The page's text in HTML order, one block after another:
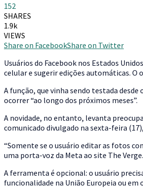
152
SHARES
1.9k
VIEWS
Share on FacebookShare on Twitter
Usuários do Facebook nos Estados
celular e sugerir edições automáticas. O
A função, que vinha sendo testada
ocorrer “ao longo dos próximos meses”.
A novidade, no entanto, levanta
comunicado divulgado na sexta-feira
“Somente se o usuário editar as fotos
uma porta-voz da Meta ao site The Verge.
A ferramenta é opcional: o usuário
funcionalidade na União Europeia ou